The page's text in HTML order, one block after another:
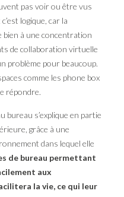
pas voir ou être vus
logique, car la
à une concentration
de collaboration virtuelle
problème pour beaucoup.
comme les phone box
répondre.
bureau s’explique en partie
grâce à une
dans lequel elle
de bureau permettant
aux
la vie, ce qui leur